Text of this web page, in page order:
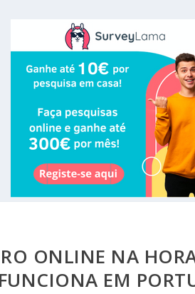
ONLINE NA
FUNCIONA EM